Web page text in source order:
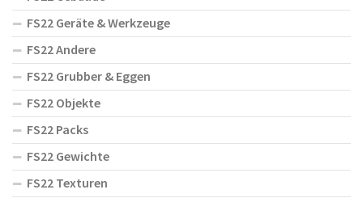
FS22 Geräte & Werkzeuge
FS22 Andere
FS22 Grubber & Eggen
FS22 Objekte
FS22 Packs
FS22 Gewichte
FS22 Texturen